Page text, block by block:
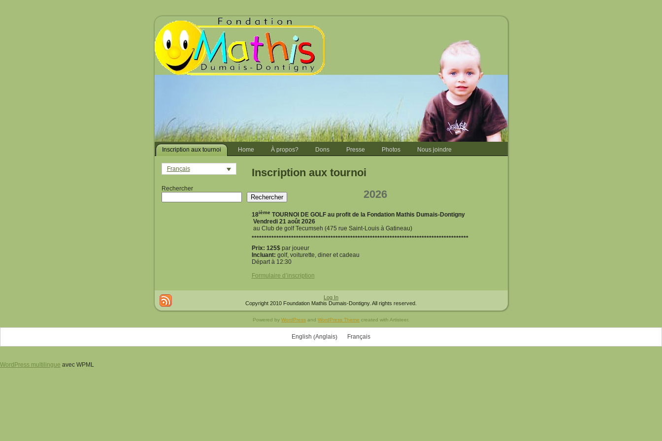
Inscription aux tournoi Home À propos? Dons Presse Photos Nous joindre
Français
Rechercher
Rechercher
Inscription aux tournoi
2026
18ième TOURNOI DE GOLF au profit de la Fondation Mathis Dumais-Dontigny
Vendredi 21 août 2026
au Club de golf Tecumseh (475 rue Saint-Louis à Gatineau)
****************************************************************************************
Prix: 125$par joueur
Incluant: golf, voiturette, diner et cadeau
Départ à 12:30
Formulaire d’inscription
Log In
Copyright 2010 Foundation Mathis Dumais-Dontigny. All rights reserved.
Powered by WordPress and WordPress Theme created with Artisteer.
English (Anglais) Français
WordPress multilingue avec WPML